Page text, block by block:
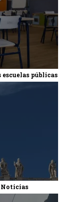
públicas
Noticias